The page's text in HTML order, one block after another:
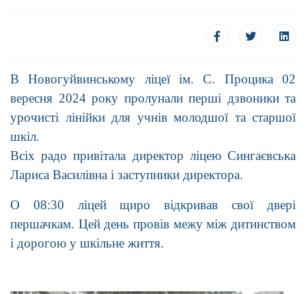
В Новогуйвинському ліцеї ім. С. Процика 02
вересня 2024 року пролунали перші дзвоники та
урочисті лінійки для учнів молодшої та старшої
шкіл.
Всіх радо привітала директор ліцею Сингаєвська
Лариса Василівна і заступники директора.
О 08:30 ліцей щиро відкривав свої двері
першачкам. Цей день провів межу між дитинством
і дорогою у шкільне життя.